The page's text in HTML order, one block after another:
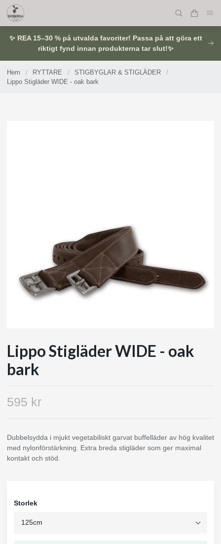
✨ REA 15–30 % på utvalda favoriter! Passa på att göra ett
riktigt fynd innan produkterna tar slut!✨
Hem / RYTTARE / STIGBYGLAR & STIGLÄDER
/
Lippo Stigläder WIDE - oak bark
Lippo Stigläder WIDE - oak
bark
595 kr
Dubbelsydda i mjukt vegetabiliskt garvat buffelläder av hög kvalitet
med nylonförstärkning. Extra breda stigläder som ger maximal
kontakt och stöd.
Storlek